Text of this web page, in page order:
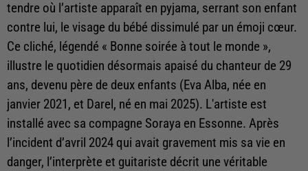
tendre où l’artiste apparaît en pyjama, serrant son enfant
contre lui, le visage du bébé dissimulé par un émoji cœur.
Ce cliché, légendé « Bonne soirée à tout le monde »,
illustre le quotidien désormais apaisé du chanteur de 29
ans, devenu père de deux enfants (Eva Alba, née en
janvier 2021, et Darel, né en mai 2025). L'artiste est
installé avec sa compagne Soraya en Essonne. Après
l’incident d’avril 2024 qui avait gravement mis sa vie en
danger, l’interprète et guitariste décrit une véritable